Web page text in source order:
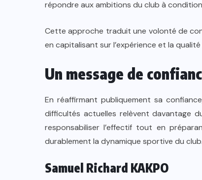
répondre aux ambitions du club à
Cette approche traduit une volonté de
en capitalisant sur l’expérience et la
Un message de
En réaffirmant publiquement sa
difficultés actuelles relèvent davantage
responsabiliser l’effectif tout en
durablement la dynamique sportive du club.
Samuel Richard KAKPO